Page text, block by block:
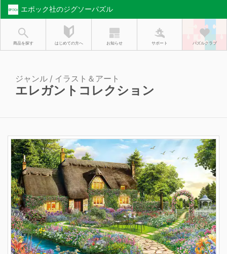
エポック社のジグソーパズル
商品を探す はじめての方へ お知らせ サポート パズルクラブ
ジャンル / イラスト＆アート
エレガントコレクション